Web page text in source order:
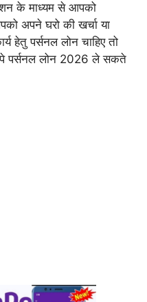
के माध्यम से आपको
अपने घरो की खर्चा या
हेतु पर्सनल लोन चाहिए तो
पर्सनल लोन 2026 ले सकते